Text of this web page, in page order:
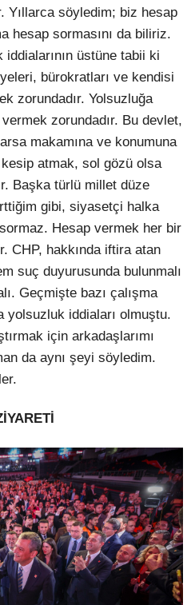
Yıllarca söyledim; biz hesap
hesap sormasını da biliriz.
iddialarının üstüne tabii ki
bürokratları ve kendisi
zorundadır. Yolsuzluğa
zorundadır. Bu devlet,
makamına ve konumuna
atmak, sol gözü olsa
Başka türlü millet düze
gibi, siyasetçi halka
Hesap vermek her bir
CHP, hakkında iftira atan
suç duyurusunda bulunmalı
Geçmişte bazı çalışma
yolsuzluk iddiaları olmuştu.
için arkadaşlarımı
da aynı şeyi söyledim.